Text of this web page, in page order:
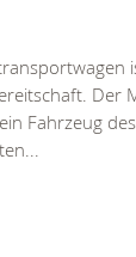
Der
Fahrzeug